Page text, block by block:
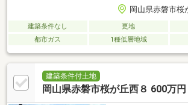
岡山県赤磐市桜
建築条件なし 更地
都市ガス
1種低層地域
建築条件付土地
岡山県赤磐市桜が丘西８ 600万円